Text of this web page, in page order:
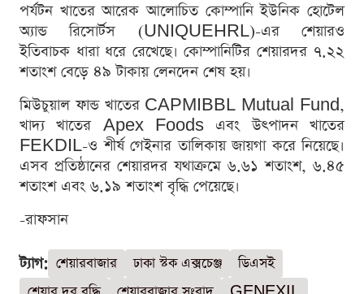
পর্যটন খাতের আরেক আলোচিত কোম্পানি ইউনিক হোটেল
অ্যান্ড রিসোর্টস (UNIQUEHRL)-এর শেয়ারও
ইতিবাচক ধারা ধরে রেখেছে। কোম্পানিটির শেয়ারদর ৭.২২
শতাংশ বেড়ে ৪৯ টাকায় লেনদেন শেষ হয়।
মিউচুয়াল ফান্ড খাতের CAPMIBBL Mutual Fund,
খাদ্য খাতের Apex Foods এবং উৎপাদন খাতের
FEKDIL-ও শীর্ষ গেইনার তালিকায় জায়গা করে নিয়েছে।
এসব প্রতিষ্ঠানের শেয়ারদর যথাক্রমে ৬.৬১ শতাংশ, ৬.৪৫
শতাংশ এবং ৬.১৯ শতাংশ বৃদ্ধি পেয়েছে।
-রাফসান
ট্যাগ: শেয়ারবাজার ঢাকা স্টক এক্সচেঞ্জ
ডিএসই